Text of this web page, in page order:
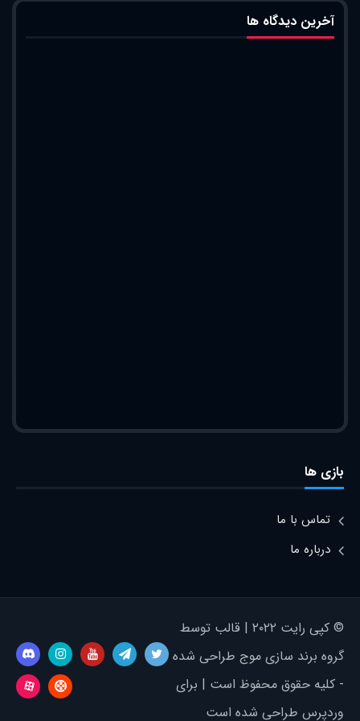
آخرین دیدگاه ها
بازی ها
تماس با ما
درباره ما
© کپی رایت ۲۰۲۲ | قالب توسط
گروه برند سازی موج طراحی شده
- کلیه حقوق محفوظ است | برای
وردپرس طراحی شده است